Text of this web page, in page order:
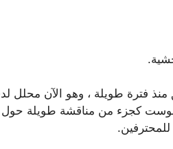
كجزء من مناقشة طويلة حول